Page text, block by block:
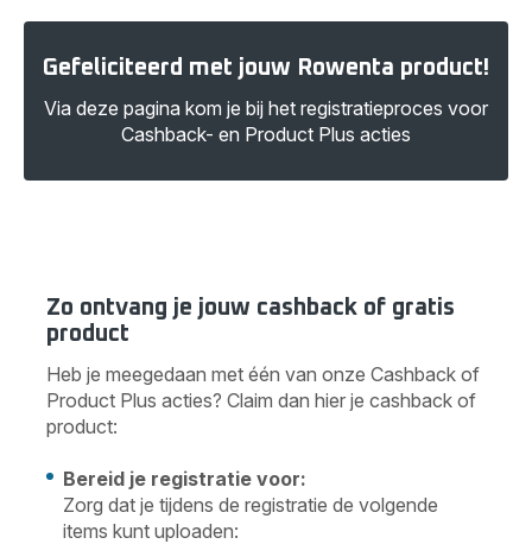
Gefeliciteerd met jouw Rowenta product!
Via deze pagina kom je bij het registratieproces voor
Cashback- en Product Plus acties
Zo ontvang je jouw cashback of gratis
product
Heb je meegedaan met één van onze Cashback of
Product Plus acties? Claim dan hier je cashback of
product:
Bereid je registratie voor:
Zorg dat je tijdens de registratie de volgende
items kunt uploaden: